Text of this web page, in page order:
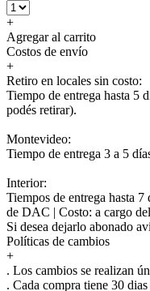
+
Agregar al carrito
Costos de envío
+
Retiro en locales sin costo:
Tiempo de entrega hasta 5
podés retirar).
Montevideo:
Tiempo de entrega 3 a 5
Interior:
Tiempos de entrega hasta
de DAC | Costo: a cargo
Si desea dejarlo abonado
Políticas de cambios
+
. Los cambios se realizan
. Cada compra tiene 30